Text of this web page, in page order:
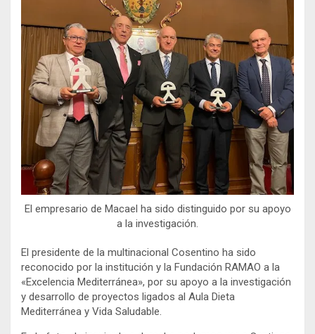
El empresario de Macael ha sido distinguido por su apoyo
a la investigación.
El presidente de la multinacional Cosentino ha sido
reconocido por la institución y la Fundación RAMAO a la
«Excelencia Mediterránea», por su apoyo a la investigación
y desarrollo de proyectos ligados al Aula Dieta
Mediterránea y Vida Saludable.